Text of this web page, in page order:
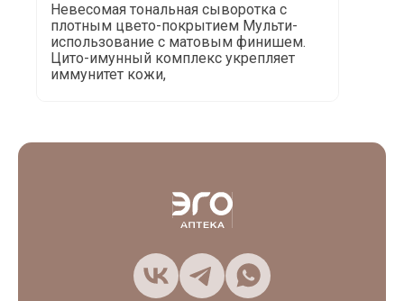
Невесомая тональная сыворотка с
плотным цвето-покрытием Мульти-
использование с матовым финишем.
Цито-имунный комплекс укрепляет
иммунитет кожи,